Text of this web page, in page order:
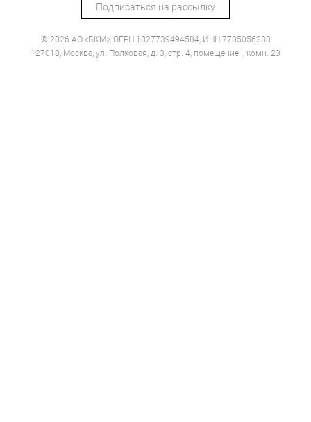
Подписаться на рассылку
© 2026 АО «БКМ», ОГРН 1027739494584, ИНН 7705056238
127018, Москва, ул. Полковая, д. 3, стр. 4, помещение I, комн. 23